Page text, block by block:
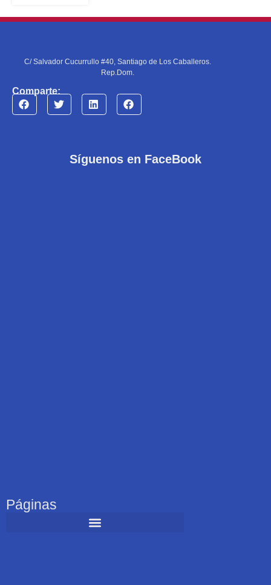
C/ Salvador Cucurrullo #40, Santiago de Los Caballeros.
Rep.Dom.
Comparte:
Síguenos en FaceBook
Páginas